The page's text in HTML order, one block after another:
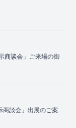
商談会」ご来場の御
商談会」出展のご案